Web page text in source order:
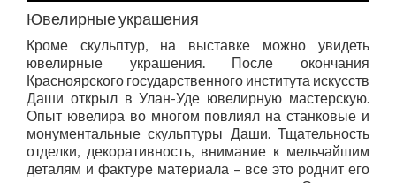
Ювелирные украшения
Кроме скульптур, на выставке можно увидеть
ювелирные украшения. После окончания
Красноярского государственного института искусств
Даши открыл в Улан-Уде ювелирную мастерскую.
Опыт ювелира во многом повлиял на станковые и
монументальные скульптуры Даши. Тщательность
отделки, декоративность, внимание к мельчайшим
деталям и фактуре материала – все это роднит его